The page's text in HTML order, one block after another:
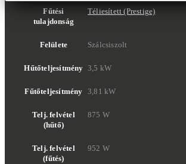
Fűtési
tulajdonság
Téliesített (Prestige)
Felülete Szálcsiszolt
Hűtőteljesítmény 3,5 kW
Fűtőteljesítmény 3,81 kW
Telj. felvétel
(hűtő)
875 W
Telj. felvétel
(fűtés)
952 W